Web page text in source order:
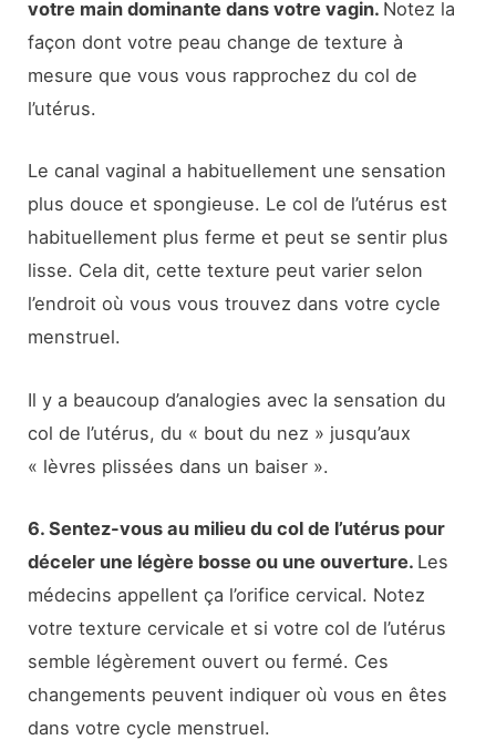
votre main dominante dans votre vagin. Notez la
façon dont votre peau change de texture à
mesure que vous vous rapprochez du col de
l’utérus.
Le canal vaginal a habituellement une sensation
plus douce et spongieuse. Le col de l’utérus est
habituellement plus ferme et peut se sentir plus
lisse. Cela dit, cette texture peut varier selon
l’endroit où vous vous trouvez dans votre cycle
menstruel.
Il y a beaucoup d’analogies avec la sensation du
col de l’utérus, du « bout du nez » jusqu’aux
« lèvres plissées dans un baiser ».
6. Sentez-vous au milieu du col de l’utérus pour
déceler une légère bosse ou une ouverture. Les
médecins appellent ça l’orifice cervical. Notez
votre texture cervicale et si votre col de l’utérus
semble légèrement ouvert ou fermé. Ces
changements peuvent indiquer où vous en êtes
dans votre cycle menstruel.